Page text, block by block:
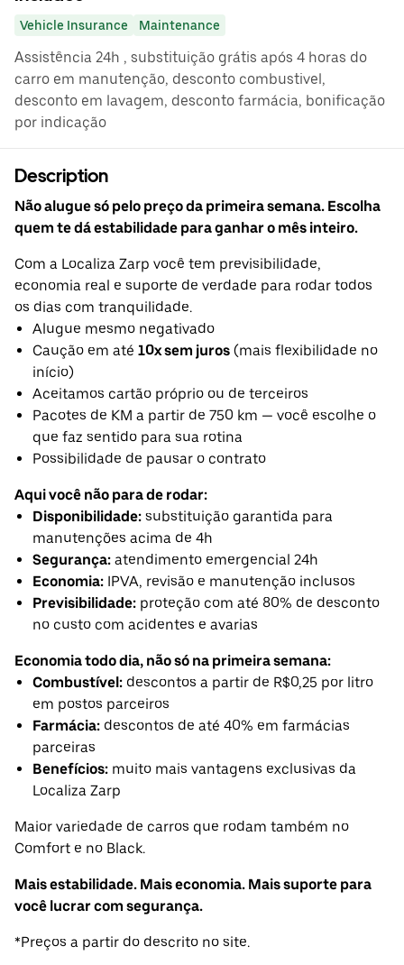
Vehicle Insurance Maintenance
Assistência 24h , substituição grátis após 4 horas do
carro em manutenção, desconto combustivel,
desconto em lavagem, desconto farmácia, bonificação
por indicação
Description
Não alugue só pelo preço da primeira semana. Escolha
quem te dá estabilidade para ganhar o mês inteiro.
Com a Localiza Zarp você tem previsibilidade,
economia real e suporte de verdade para rodar todos
os dias com tranquilidade.
Alugue mesmo negativado
Caução em até 10x sem juros (mais flexibilidade no
início)
Aceitamos cartão próprio ou de terceiros
Pacotes de KM a partir de 750 km — você escolhe o
que faz sentido para sua rotina
Possibilidade de pausar o contrato
Aqui você não para de rodar:
Disponibilidade: substituição garantida para
manutenções acima de 4h
Segurança: atendimento emergencial 24h
Economia: IPVA, revisão e manutenção inclusos
Previsibilidade: proteção com até 80% de desconto
no custo com acidentes e avarias
Economia todo dia, não só na primeira semana:
Combustível: descontos a partir de R$0,25 por litro
em postos parceiros
Farmácia: descontos de até 40% em farmácias
parceiras
Benefícios: muito mais vantagens exclusivas da
Localiza Zarp
Maior variedade de carros que rodam também no
Comfort e no Black.
Mais estabilidade. Mais economia. Mais suporte para
você lucrar com segurança.
*Preços a partir do descrito no site.